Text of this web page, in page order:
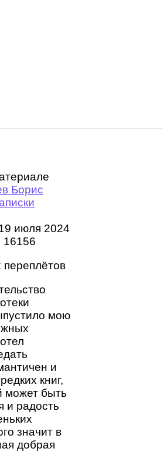
Борис
июля 2024
16156
мою
и
книг,
может быть
и радость
значит в
добрая